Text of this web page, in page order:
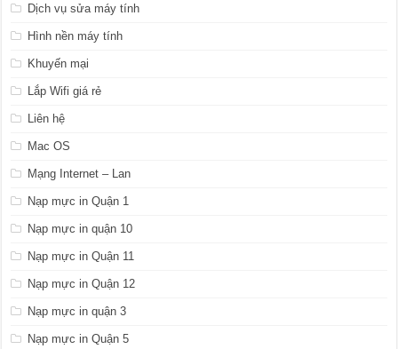
Dịch vụ sửa máy tính
Hình nền máy tính
Khuyến mại
Lắp Wifi giá rẻ
Liên hệ
Mac OS
Mạng Internet – Lan
Nạp mực in Quận 1
Nạp mực in quận 10
Nạp mực in Quận 11
Nạp mực in Quận 12
Nạp mực in quận 3
Nạp mực in Quận 5